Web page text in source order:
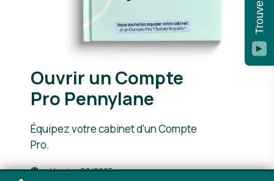
Ouvrir un Compte
Pro Pennylane
Équipez votre cabinet d'un Compte
Pro.
Version 06/2025